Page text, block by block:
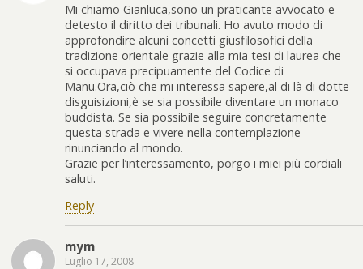
Mi chiamo Gianluca,sono un praticante avvocato e
detesto il diritto dei tribunali. Ho avuto modo di
approfondire alcuni concetti giusfilosofici della
tradizione orientale grazie alla mia tesi di laurea che
si occupava precipuamente del Codice di
Manu.Ora,ciò che mi interessa sapere,al di là di dotte
disguisizioni,è se sia possibile diventare un monaco
buddista. Se sia possibile seguire concretamente
questa strada e vivere nella contemplazione
rinunciando al mondo.
Grazie per l’interessamento, porgo i miei più cordiali
saluti.
Reply
mym
Luglio 17, 2008